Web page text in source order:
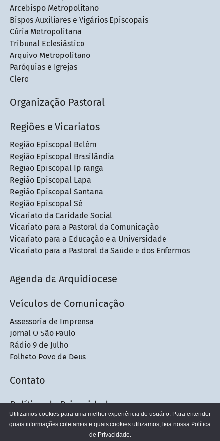
Arcebispo Metropolitano
Bispos Auxiliares e Vigários Episcopais
Cúria Metropolitana
Tribunal Eclesiástico
Arquivo Metropolitano
Paróquias e Igrejas
Clero
Organização Pastoral
Regiões e Vicariatos
Região Episcopal Belém
Região Episcopal Brasilândia
Região Episcopal Ipiranga
Região Episcopal Lapa
Região Episcopal Santana
Região Episcopal Sé
Vicariato da Caridade Social
Vicariato para a Pastoral da Comunicação
Vicariato para a Educação e a Universidade
Vicariato para a Pastoral da Saúde e dos Enfermos
Agenda da Arquidiocese
Veículos de Comunicação
Assessoria de Imprensa
Jornal O São Paulo
Rádio 9 de Julho
Folheto Povo de Deus
Contato
Política de Privacidade
Utilizamos cookies para uma melhor experiência de usuário. Para entender
quais informações coletamos e quais cookies utilizamos, leia nossa Política
de Privacidade.